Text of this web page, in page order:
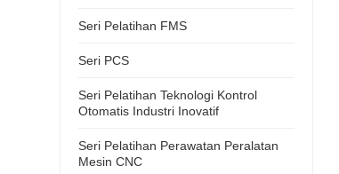
Seri Pelatihan FMS
Seri PCS
Seri Pelatihan Teknologi Kontrol
Otomatis Industri Inovatif
Seri Pelatihan Perawatan Peralatan
Mesin CNC